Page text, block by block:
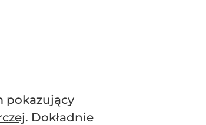
pokazujący
. Dokładnie